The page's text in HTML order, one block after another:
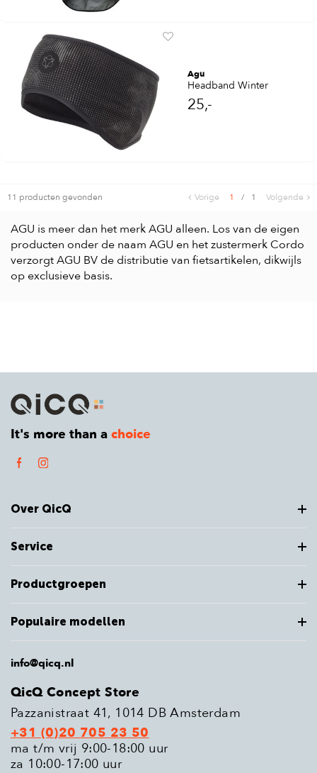
Agu
Headband Winter
25,-
11 producten gevonden Vorige 1 / 1 Volgende
AGU is meer dan het merk AGU alleen. Los van de eigen
producten onder de naam AGU en het zustermerk Cordo
verzorgt AGU BV de distributie van fietsartikelen, dikwijls
op exclusieve basis.
It's more than a choice
Over QicQ
Service
Productgroepen
Populaire modellen
info@qicq.nl
QicQ Concept Store
Pazzanistraat 41, 1014 DB Amsterdam
+31 (0)20 705 23 50
ma t/m vrij 9:00-18:00 uur
za 10:00-17:00 uur